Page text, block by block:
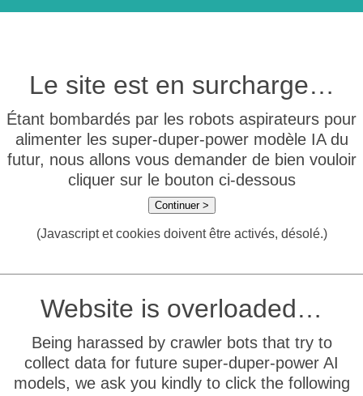
Le site est en surcharge…
Étant bombardés par les robots aspirateurs pour
alimenter les super-duper-power modèle IA du
futur, nous allons vous demander de bien vouloir
cliquer sur le bouton ci-dessous
Continuer >
(Javascript et cookies doivent être activés, désolé.)
Website is overloaded…
Being harassed by crawler bots that try to
collect data for future super-duper-power AI
models, we ask you kindly to click the following